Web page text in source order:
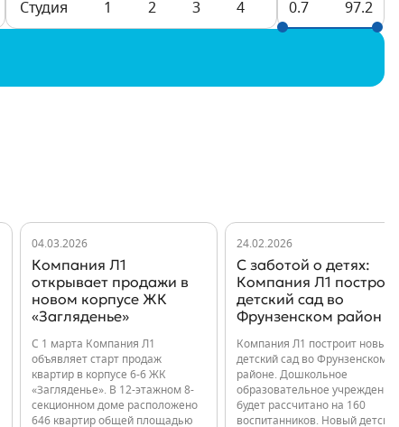
Студия 1 2 3 4 0.7 97.2
04.03.2026
Компания Л1
открывает продажи в
новом корпусе ЖК
«Загляденье»
С 1 марта Компания Л1
объявляет старт продаж
квартир в корпусе 6-6 ЖК
«Загляденье». В 12-этажном 8-
секционном доме расположено
646 квартир общей площадью
24.02.2026
С заботой о детях:
Компания Л1
детский сад во
Фрунзенском район
Компания Л1 построит новый
детский сад во Фрунзенском
районе. Дошкольное
образовательное учреждение
будет рассчитано на 160
воспитанников. Новый